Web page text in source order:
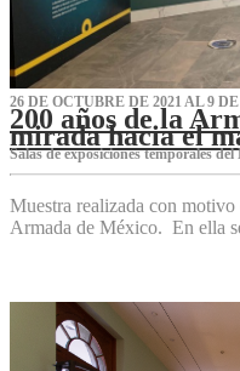
26 DE OCTUBRE DE 2021 AL 9
200 años de la
mirada hacia el
Salas de exposiciones temporales del
Muestra realizada con
Armada de México. En ella